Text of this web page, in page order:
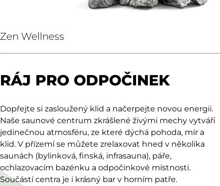
Zen Wellness
RÁJ PRO ODPOČINEK
Dopřejte si zasloužený klid a načerpejte novou energii.
Naše saunové centrum zkrášlené živými mechy vytváří
jedinečnou atmosféru, ze které dýchá pohoda, mír a
klid. V přízemí se můžete zrelaxovat hned v několika
saunách (bylinková, finská, infrasauna), páře,
ochlazovacím bazénku a odpočinkové místnosti.
Součástí centra je i krásný bar v horním patře.